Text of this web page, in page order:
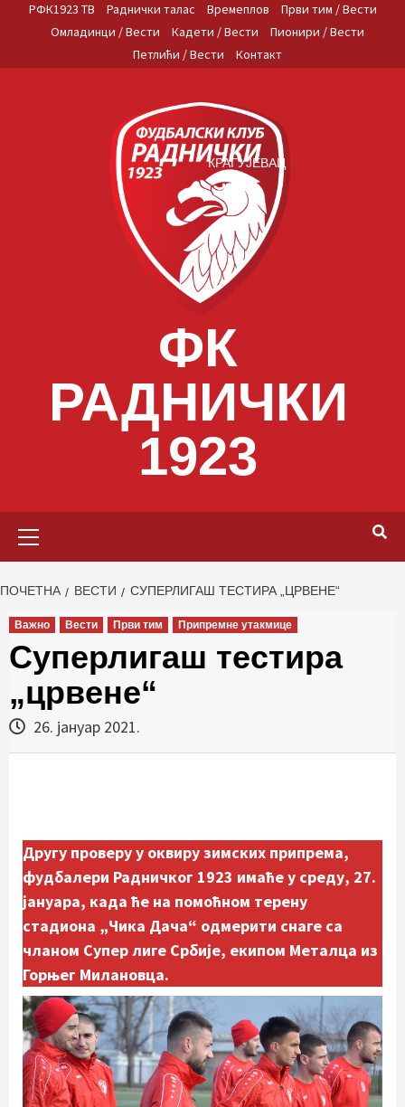
РФК1923 ТВ Раднички талас Времеплов
Први тим / Вести
Омладинци / Вести
Кадети / Вести
Пионири / Вести
Петлићи / Вести
Контакт
ФК
РАДНИЧКИ
1923
КРАГУЈЕВАЦ
ПОЧЕТНА ВЕСТИ СУПЕРЛИГАШ ТЕСТИРА „ЦРВЕНЕ“
Важно Вести Први тим Припремне утакмице
Суперлигаш тестира
„црвене“
26. јануар 2021.
Другу проверу у оквиру зимских припрема,
фудбалери Радничког 1923 имаће у среду, 27.
јануара, када ће на помоћном терену
стадиона „Чика Дача“ одмерити снаге са
чланом Супер лиге Србије, екипом Металца из
Горњег Милановца.